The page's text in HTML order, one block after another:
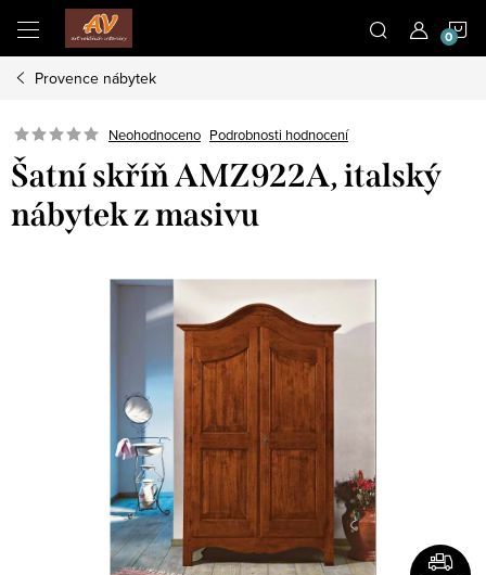
obsah
Provence nábytek
Neohodnoceno Podrobnosti hodnocení
Šatní skříň AMZ922A, italský
nábytek z masivu